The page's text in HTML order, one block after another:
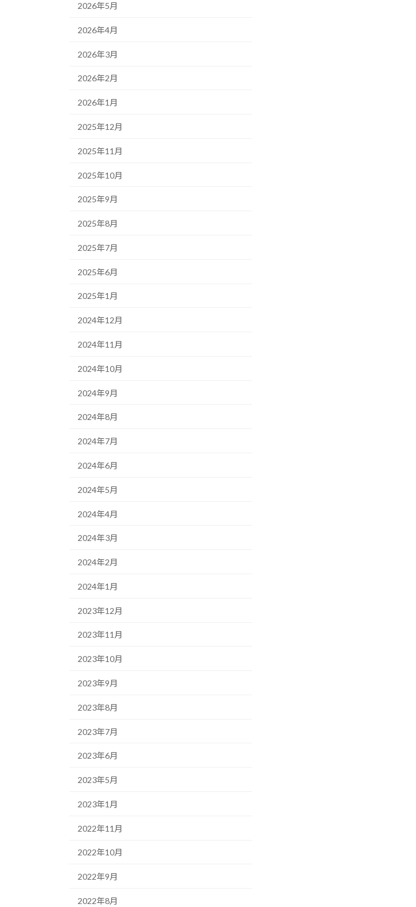
2026年5月
2026年4月
2026年3月
2026年2月
2026年1月
2025年12月
2025年11月
2025年10月
2025年9月
2025年8月
2025年7月
2025年6月
2025年1月
2024年12月
2024年11月
2024年10月
2024年9月
2024年8月
2024年7月
2024年6月
2024年5月
2024年4月
2024年3月
2024年2月
2024年1月
2023年12月
2023年11月
2023年10月
2023年9月
2023年8月
2023年7月
2023年6月
2023年5月
2023年1月
2022年11月
2022年10月
2022年9月
2022年8月